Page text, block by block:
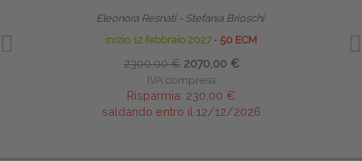
Eleonora Resnati - Stefania Brioschi
inizio 12 febbraio 2027 ∙ 50 ECM
2300,00 € 2070,00 €
IVA compresa
Risparmia: 230,00 €
saldando entro il 12/12/2026